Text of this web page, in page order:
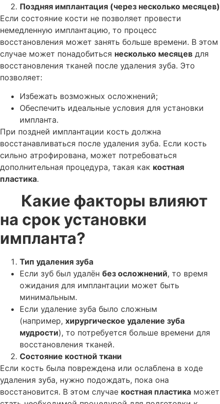
Поздняя имплантация (через несколько месяцев)
Если состояние кости не позволяет провести
немедленную имплантацию, то процесс
восстановления может занять больше времени. В этом
случае может понадобиться несколько месяцев для
восстановления тканей после удаления зуба. Это
позволяет:
Избежать возможных осложнений;
Обеспечить идеальные условия для установки
импланта.
При поздней имплантации кость должна
восстанавливаться после удаления зуба. Если кость
сильно атрофирована, может потребоваться
дополнительная процедура, такая как костная
пластика.
Какие факторы влияют
на срок установки
импланта?
Тип удаления зуба
Если зуб был удалён без осложнений, то время
ожидания для имплантации может быть
минимальным.
Если удаление зуба было сложным
(например, хирургическое удаление зуба
мудрости), то потребуется больше времени для
восстановления тканей.
Состояние костной ткани
Если кость была повреждена или ослаблена в ходе
удаления зуба, нужно подождать, пока она
восстановится. В этом случае костная пластика может